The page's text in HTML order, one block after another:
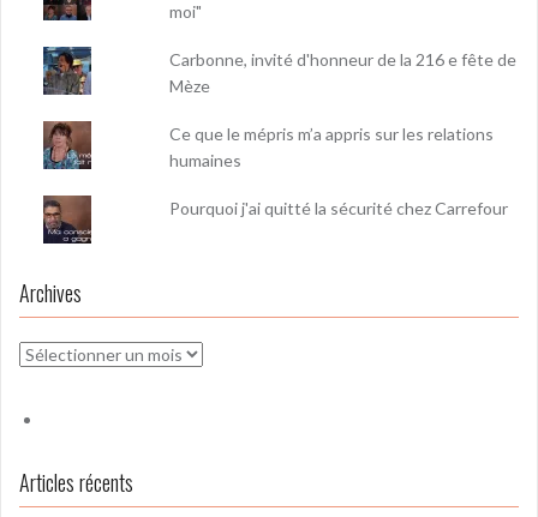
moi"
Carbonne, invité d'honneur de la 216 e fête de
Mèze
Ce que le mépris m’a appris sur les relations
humaines
Pourquoi j'ai quitté la sécurité chez Carrefour
Archives
Archives
Articles récents